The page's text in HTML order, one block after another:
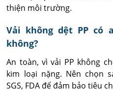
thiện môi trường.
Vải không dệt PP có
không?
An toàn, vì vải PP không
kim loại nặng. Nên chọn
SGS, FDA để đảm bảo tiêu